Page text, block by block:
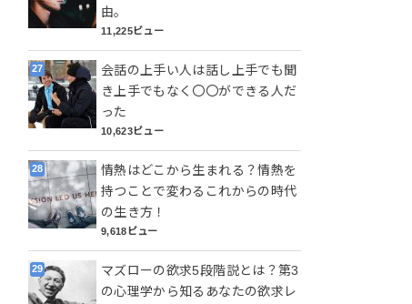
由。
11,225ビュー
会話の上手い人は話し上手でも聞
き上手でもなく〇〇ができる人だ
った
10,623ビュー
情熱はどこから生まれる？情熱を
持つことで変わるこれからの時代
の生き方！
9,618ビュー
マズローの欲求5段階説とは？第3
の心理学から知るあなたの欲求レ